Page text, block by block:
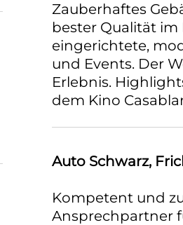
Zauberhaftes
bester Qualität im
eingerichtete,
und Events. Der
Erlebnis.
dem Kino
Auto Schwarz,
Kompetent und
Ansprechpartner